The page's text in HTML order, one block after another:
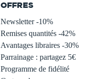
OFFRES
Newsletter -10%
Remises quantités -42%
Avantages libraires -30%
Parrainage : partagez 5€
Programme de fidélité